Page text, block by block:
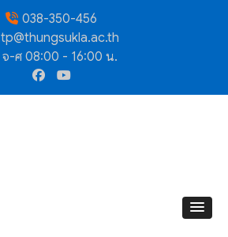
038-350-456
tp@thungsukla.ac.th
จ-ศ 08:00 - 16:00 น.